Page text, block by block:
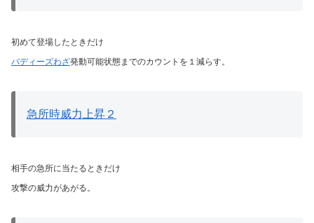
初めて登場したときだけ
バディーズわざ発動可能状態までのカウントを１減らす。
急所時威力上昇２
相手の急所に当たるときだけ
攻撃の威力があがる。